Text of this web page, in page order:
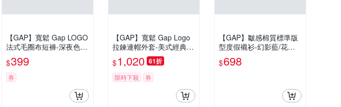
【GAP】寬鬆 Gap LOGO
法式毛圈布短褲-深夜色(8
94567)
$399
券
【GAP】寬鬆 Gap Logo
拉鍊連帽外套-美式經典(8
96404)
$1,020 61折
限時下殺 券
【GAP】皺感棉質標準版
型度假襯衫-幻影藍/花霧
粉(898187)
$698